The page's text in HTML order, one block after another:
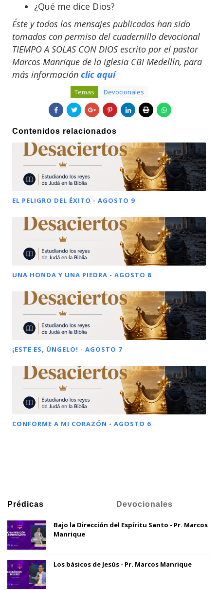
¿Qué me dice Dios?
Éste y todos los mensajes publicados han sido
tomados con permiso del cuadernillo devocional
TIEMPO A SOLAS CON DIOS escrito por el pastor
Marcos Manrique de la iglesia CBI Medellín, para
más información clic aquí
Temas Devocionales
Contenidos relacionados
EL PELIGRO DEL ÉXITO - AGOSTO 9
UNA HONDA Y UNA PIEDRA - AGOSTO 8
¡ESTE ES, ÚNGELO! - AGOSTO 7
CONFORME A MI CORAZÓN - AGOSTO 6
Prédicas Devocionales
Bajo la Dirección del Espíritu Santo - Pr. Marcos
Manrique
Los básicos de Jesús - Pr. Marcos Manrique